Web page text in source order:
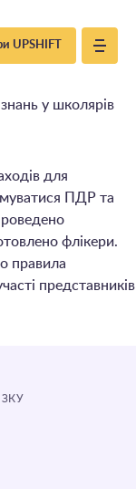
UPSHIFT
знань у школярів
для
ПДР та
флікери.
правила
представників